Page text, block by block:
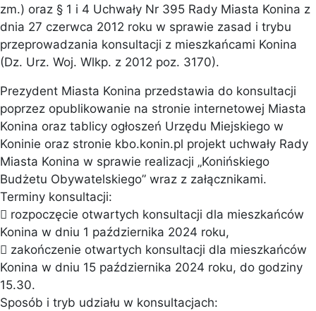
zm.) oraz § 1 i 4 Uchwały Nr 395 Rady Miasta Konina z
dnia 27 czerwca 2012 roku w sprawie zasad i trybu
przeprowadzania konsultacji z mieszkańcami Konina
(Dz. Urz. Woj. Wlkp. z 2012 poz. 3170).
Prezydent Miasta Konina przedstawia do konsultacji
poprzez opublikowanie na stronie internetowej Miasta
Konina oraz tablicy ogłoszeń Urzędu Miejskiego w
Koninie oraz stronie kbo.konin.pl projekt uchwały Rady
Miasta Konina w sprawie realizacji „Konińskiego
Budżetu Obywatelskiego” wraz z załącznikami.
Terminy konsultacji:
 rozpoczęcie otwartych konsultacji dla mieszkańców
Konina w dniu 1 października 2024 roku,
 zakończenie otwartych konsultacji dla mieszkańców
Konina w dniu 15 października 2024 roku, do godziny
15.30.
Sposób i tryb udziału w konsultacjach: